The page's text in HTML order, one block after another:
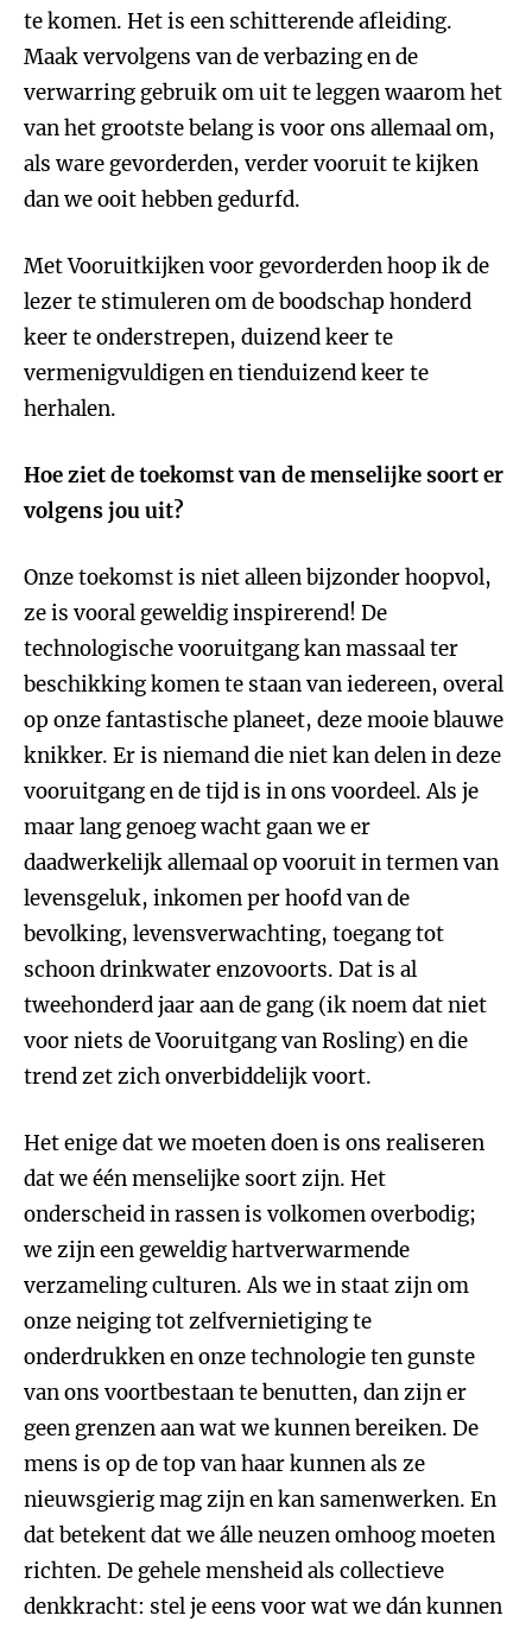
te komen. Het is een schitterende afleiding.
Maak vervolgens van de verbazing en de
verwarring gebruik om uit te leggen waarom het
van het grootste belang is voor ons allemaal om,
als ware gevorderden, verder vooruit te kijken
dan we ooit hebben gedurfd.
Met Vooruitkijken voor gevorderden hoop ik de
lezer te stimuleren om de boodschap honderd
keer te onderstrepen, duizend keer te
vermenigvuldigen en tienduizend keer te
herhalen.
Hoe ziet de toekomst van de menselijke soort er
volgens jou uit?
Onze toekomst is niet alleen bijzonder hoopvol,
ze is vooral geweldig inspirerend! De
technologische vooruitgang kan massaal ter
beschikking komen te staan van iedereen, overal
op onze fantastische planeet, deze mooie blauwe
knikker. Er is niemand die niet kan delen in deze
vooruitgang en de tijd is in ons voordeel. Als je
maar lang genoeg wacht gaan we er
daadwerkelijk allemaal op vooruit in termen van
levensgeluk, inkomen per hoofd van de
bevolking, levensverwachting, toegang tot
schoon drinkwater enzovoorts. Dat is al
tweehonderd jaar aan de gang (ik noem dat niet
voor niets de Vooruitgang van Rosling) en die
trend zet zich onverbiddelijk voort.
Het enige dat we moeten doen is ons realiseren
dat we één menselijke soort zijn. Het
onderscheid in rassen is volkomen overbodig;
we zijn een geweldig hartverwarmende
verzameling culturen. Als we in staat zijn om
onze neiging tot zelfvernietiging te
onderdrukken en onze technologie ten gunste
van ons voortbestaan te benutten, dan zijn er
geen grenzen aan wat we kunnen bereiken. De
mens is op de top van haar kunnen als ze
nieuwsgierig mag zijn en kan samenwerken. En
dat betekent dat we álle neuzen omhoog moeten
richten. De gehele mensheid als collectieve
denkkracht: stel je eens voor wat we dán kunnen